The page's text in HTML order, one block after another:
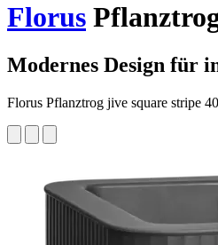
Florus
Modernes Design für
Florus Pflanztrog jive square stripe